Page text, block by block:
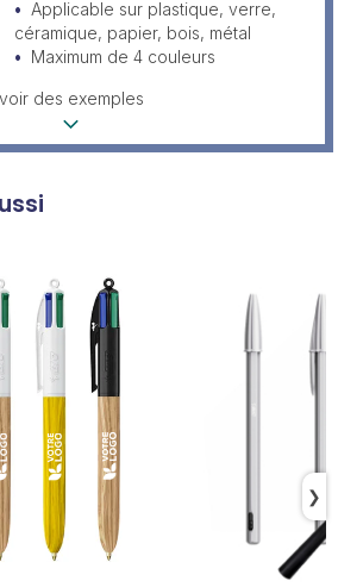
Applicable sur plastique, verre,
céramique, papier, bois, métal
Maximum de 4 couleurs
voir des exemples
❯